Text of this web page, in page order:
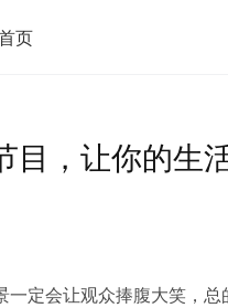
页
目，让你的生
定会让观众捧腹大笑，